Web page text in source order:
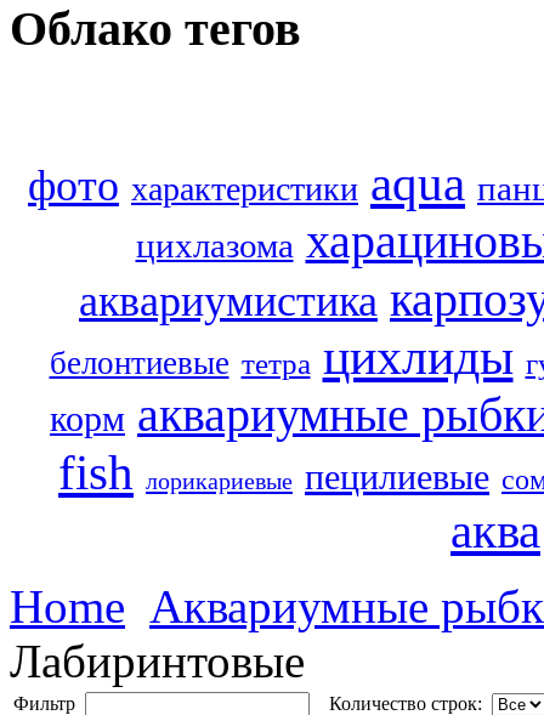
Облако тегов
фото характеристики aqua
цихлазома
аквариумистика
белонтиевые тетра цихлиды
корм аквариумные
fish лорикариевые пецилиевые
аква
Home Аквариумные
Лабиринтовые
Фильтр
Количество строк: